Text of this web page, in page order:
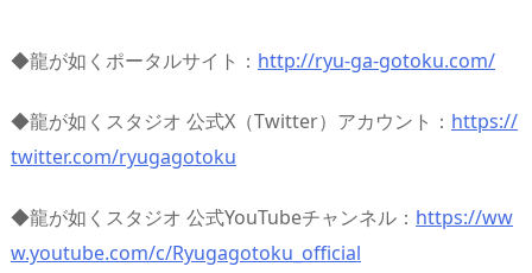
◆龍が如くポータルサイト： http://ryu-ga-gotoku.com/
◆龍が如くスタジオ 公式X（Twitter）アカウント： https://
twitter.com/ryugagotoku
◆龍が如くスタジオ 公式YouTubeチャンネル： https://ww
w.youtube.com/c/Ryugagotoku_official